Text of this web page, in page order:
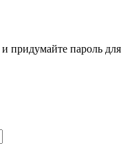
придумайте пароль для